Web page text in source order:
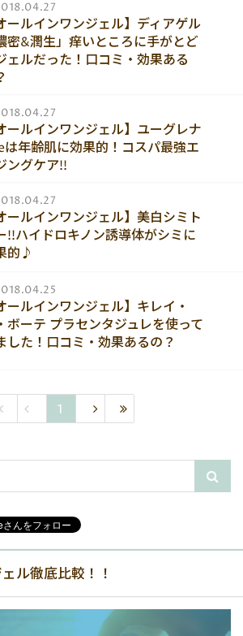
ールインワンジェル】ディアゲル
密&潤生」痒いところに手がとど
ェルだった！口コミ・効果ある
ールインワンジェル】ユーグレナ
年齢肌に効果的！コスパ最強エ
ングケア!!
ールインワンジェル】美白シミト
!!ハイドロキノン誘導体がシミに
的♪
ールインワンジェル】キレイ・
ボーテ プラセンタジュレを使って
した！口コミ・効果あるの？
1
ル徹底比較！！